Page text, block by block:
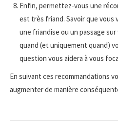
Enfin, permettez-vous une
est très friand. Savoir que vous
une friandise ou un passage
quand (et uniquement quand)
question vous aidera à vous
En suivant ces recommandations
augmenter de manière